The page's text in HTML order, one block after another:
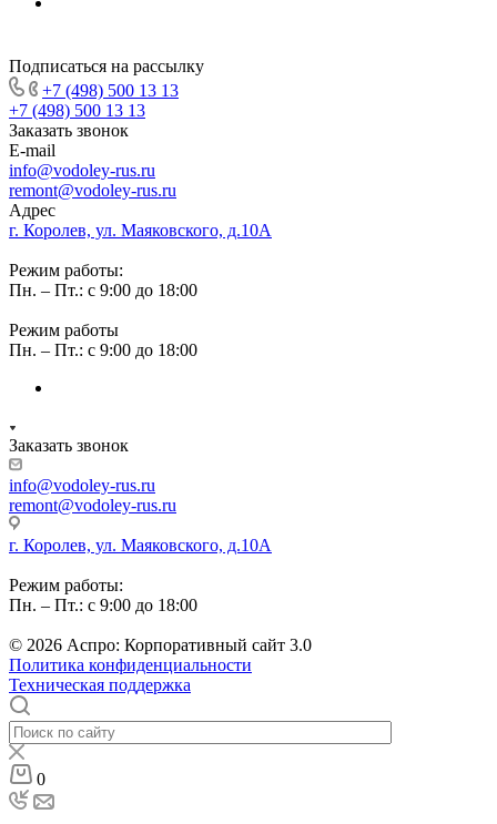
Подписаться на рассылку
+7 (498) 500 13 13
+7 (498) 500 13 13
Заказать звонок
E-mail
info@vodoley-rus.ru
remont@vodoley-rus.ru
Адрес
г. Королев, ул. Маяковского, д.10А
Режим работы:
Пн. – Пт.: с 9:00 до 18:00
Режим работы
Пн. – Пт.: с 9:00 до 18:00
Заказать звонок
info@vodoley-rus.ru
remont@vodoley-rus.ru
г. Королев, ул. Маяковского, д.10А
Режим работы:
Пн. – Пт.: с 9:00 до 18:00
© 2026 Аспро: Корпоративный сайт 3.0
Политика конфиденциальности
Техническая поддержка
0